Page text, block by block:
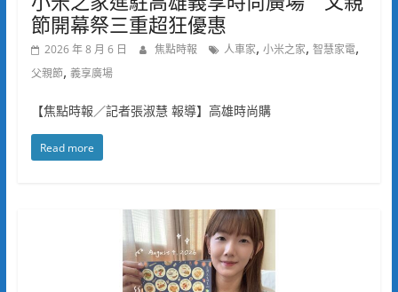
節開幕祭三重超狂優惠
2026 年 8 月 6 日 焦點時報 人車家, 小米之家, 智慧家電,
父親節, 義享廣場
【焦點時報／記者張淑慧 報導】高雄時尚購
Read more